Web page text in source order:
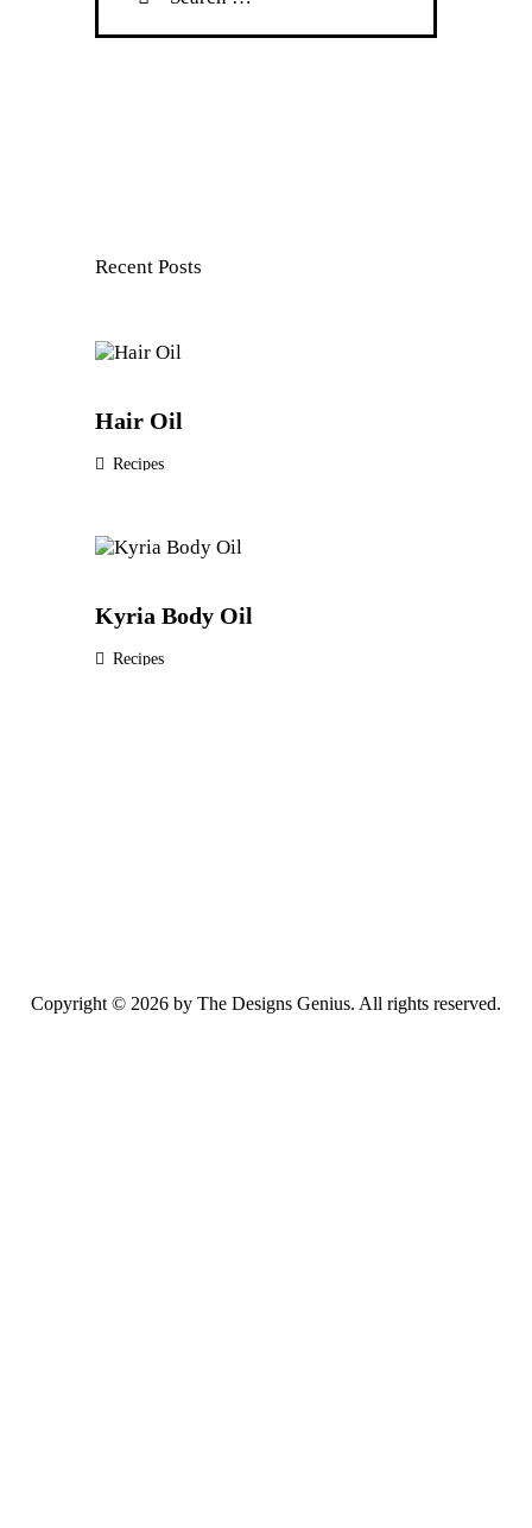
Recent Posts
Hair Oil
Recipes
Kyria Body Oil
Recipes
Copyright © 2026 by The Designs Genius. All rights reserved.